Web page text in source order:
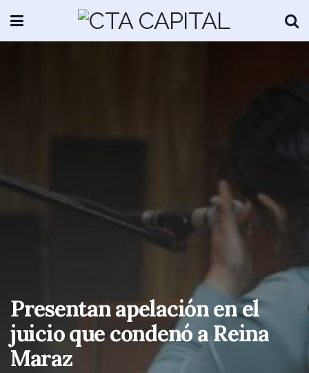
Presentan apelación en el
juicio que condenó a Reina
Maraz